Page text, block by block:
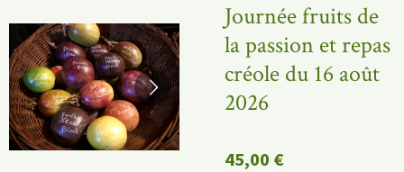
Journée fruits de
la passion et repas
créole du 16 août
2026
45,00 €